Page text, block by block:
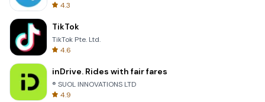
4.3
TikTok
TikTok Pte. Ltd.
4.6
inDrive. Rides with fair fares
® SUOL INNOVATIONS LTD
4.9